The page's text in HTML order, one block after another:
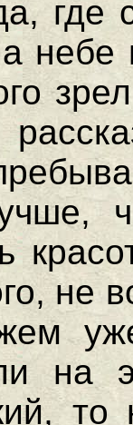
где
небе
не
уже
на